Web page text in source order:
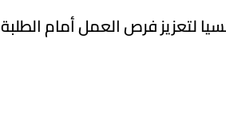
لتعزيز فرص العمل أمام الطلبة